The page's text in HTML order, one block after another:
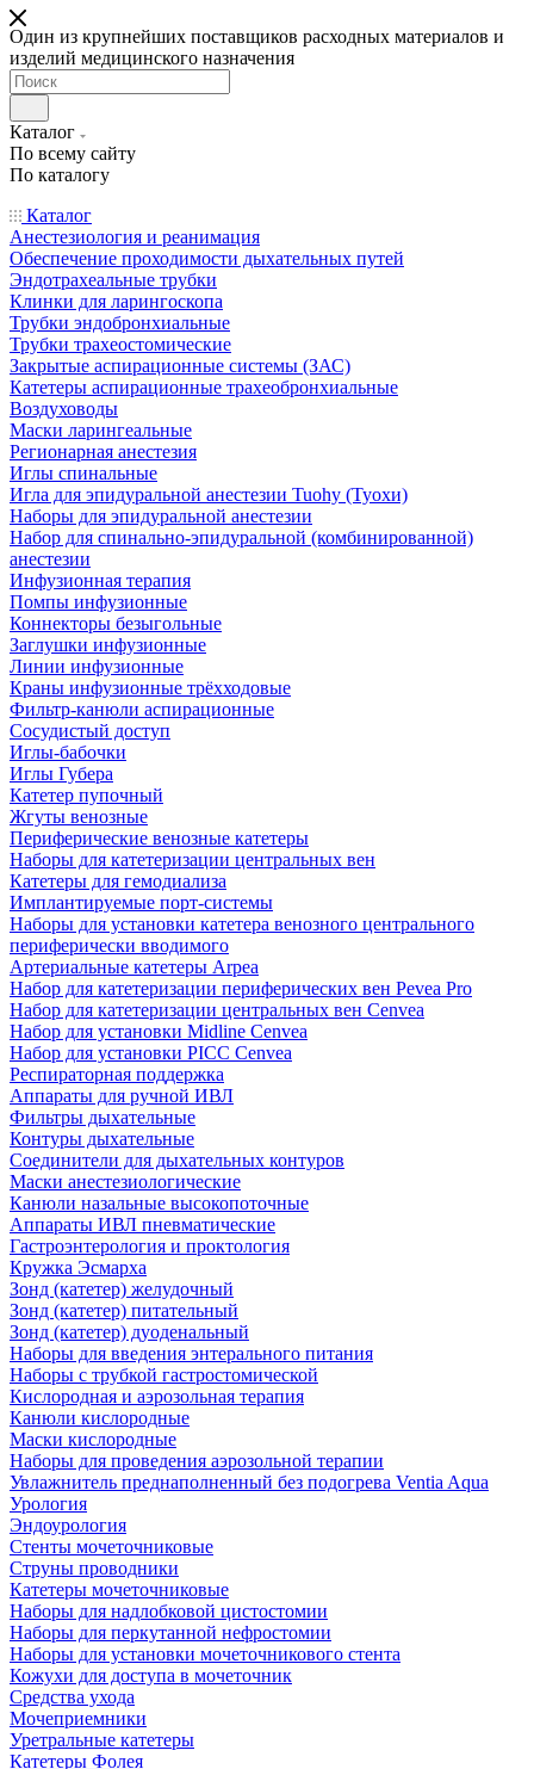
Один из крупнейших поставщиков расходных материалов и
изделий медицинского назначения
Каталог
По всему сайту
По каталогу
Каталог
Анестезиология и реанимация
Обеспечение проходимости дыхательных путей
Эндотрахеальные трубки
Клинки для ларингоскопа
Трубки эндобронхиальные
Трубки трахеостомические
Закрытые аспирационные системы (ЗАС)
Катетеры аспирационные трахеобронхиальные
Воздуховоды
Маски ларингеальные
Регионарная анестезия
Иглы спинальные
Игла для эпидуральной анестезии Tuohy (Туохи)
Наборы для эпидуральной анестезии
Набор для спинально-эпидуральной (комбинированной)
анестезии
Инфузионная терапия
Помпы инфузионные
Коннекторы безыгольные
Заглушки инфузионные
Линии инфузионные
Краны инфузионные трёхходовые
Фильтр-канюли аспирационные
Сосудистый доступ
Иглы-бабочки
Иглы Губера
Катетер пупочный
Жгуты венозные
Периферические венозные катетеры
Наборы для катетеризации центральных вен
Катетеры для гемодиализа
Имплантируемые порт‑системы
Наборы для установки катетера венозного центрального
периферически вводимого
Артериальные катетеры Arpea
Набор для катетеризации периферических вен Pevea Pro
Набор для катетеризации центральных вен Cenvea
Набор для установки Midline Cenvea
Набор для установки PICC Cenvea
Респираторная поддержка
Аппараты для ручной ИВЛ
Фильтры дыхательные
Контуры дыхательные
Соединители для дыхательных контуров
Маски анестезиологические
Канюли назальные высокопоточные
Аппараты ИВЛ пневматические
Гастроэнтерология и проктология
Кружка Эсмарха
Зонд (катетер) желудочный
Зонд (катетер) питательный
Зонд (катетер) дуоденальный
Наборы для введения энтерального питания
Наборы с трубкой гастростомической
Кислородная и аэрозольная терапия
Канюли кислородные
Маски кислородные
Наборы для проведения аэрозольной терапии
Увлажнитель преднаполненный без подогрева Ventia Aqua
Урология
Эндоурология
Стенты мочеточниковые
Струны проводники
Катетеры мочеточниковые
Наборы для надлобковой цистостомии
Наборы для перкутанной нефростомии
Наборы для установки мочеточникового стента
Кожухи для доступа в мочеточник
Средства ухода
Мочеприемники
Уретральные катетеры
Катетеры Фолея